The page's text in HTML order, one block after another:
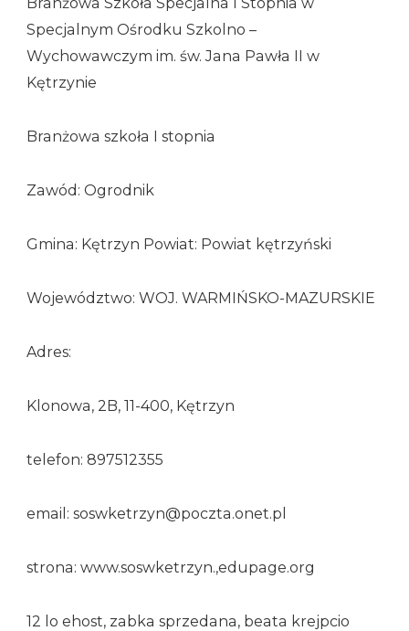
Specjalnym Ośrodku Szkolno –
Wychowawczym im. św. Jana Pawła II w
Kętrzynie
Branżowa szkoła I stopnia
Zawód: Ogrodnik
Gmina: Kętrzyn Powiat: Powiat kętrzyński
Województwo: WOJ. WARMIŃSKO-MAZURSKIE
Adres:
Klonowa, 2B, 11-400, Kętrzyn
telefon: 897512355
email: soswketrzyn@poczta.onet.pl
strona: www.soswketrzyn.,edupage.org
12 lo ehost, zabka sprzedana, beata krejpcio